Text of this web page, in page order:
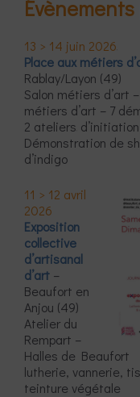
13 > 14 juin 2026
Place aux métiers
Rablay/Layon (49)
Salon métiers d’art
métiers d’art – 7
2 ateliers d’initiation
Démonstration de
d’indigo
11 > 12 avril
2026
Exposition
collective
d’artisanal
d’art –
Beaufort en
Anjou (49)
Atelier du
Rempart –
Halles de Beaufort
lutherie, vannerie,
teinture végétale